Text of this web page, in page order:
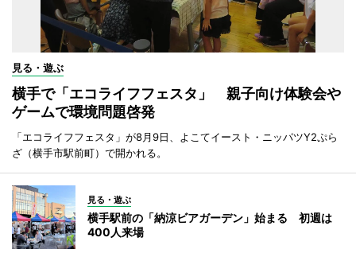
見る・遊ぶ
横手で「エコライフフェスタ」 親子向け体験会や
ゲームで環境問題啓発
「エコライフフェスタ」が8月9日、よこてイースト・ニッパツY2ぷら
ざ（横手市駅前町）で開かれる。
見る・遊ぶ
横手駅前の「納涼ビアガーデン」始まる 初週は
400人来場